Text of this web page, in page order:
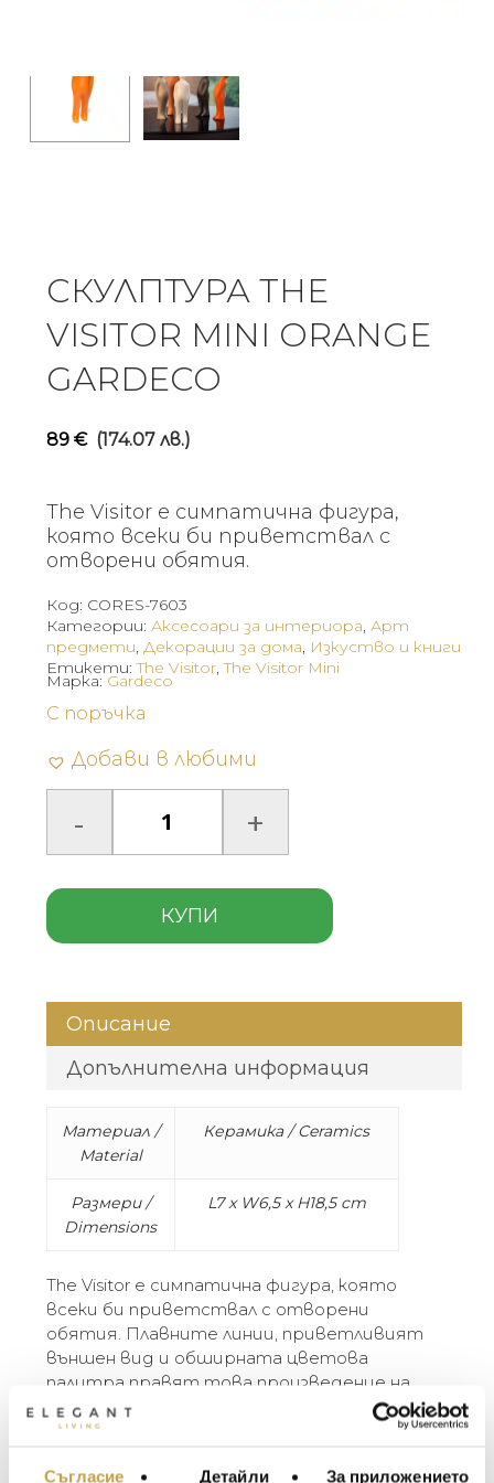
Съгласие Детайли За приложението
СКУЛПТУРА THE
VISITOR MINI ORANGE
GARDECO
89 € (174.07 лв.)
The Visitor е симпатична фигура,
която всеки би приветствал с
отворени обятия.
Код: CORES-7603
Категории: Аксесоари за интериора, Арт
предмети, Декорации за дома, Изкуство и книги
Етикети:The Visitor,The Visitor Mini
С поръчка
Добави в любими
КУПИ
Марка: Gardeco
Описание
Допълнителна информация
Материал /
Material
Керамика / Ceramics
Размери /
Dimensions
L7 x W6,5 x H18,5 cm
The Visitor е симпатична фигура, която
всеки би приветствал с отворени
обятия. Плавните линии, приветливият
външен вид и обширната цветова
палитра правят това произведение на
изкуството Gardeco фаворит още от
представянето му през 2009 г.